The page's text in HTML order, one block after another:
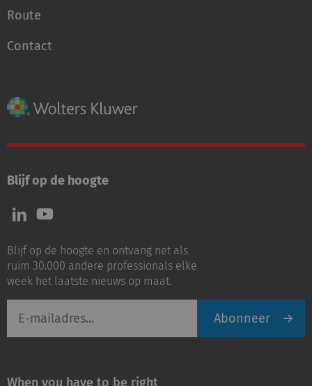
Route
Contact
Blijf op de hoogte
Volg
ons
LinkedIn
Volg
ons
Youtube
Blijf op de hoogte en ontvang net als
ruim 30.000 andere professionals elke
week het laatste nieuws op maat.
mailadres
Abonneer
When you have to be right